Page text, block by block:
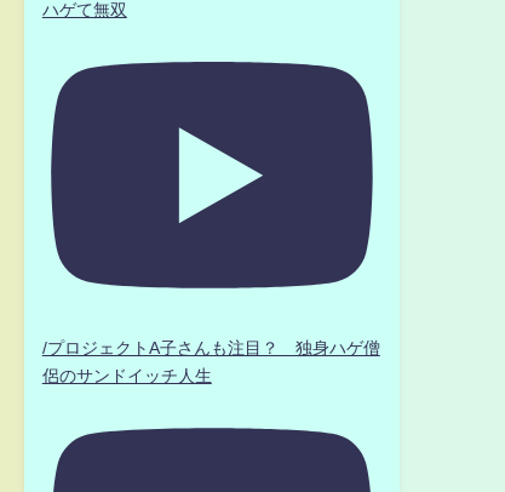
ハゲて無双
/プロジェクトA子さんも注目？ 独身ハゲ僧
侶のサンドイッチ人生